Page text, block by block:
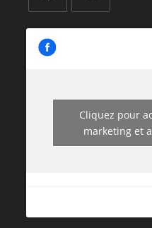
Cliquez pour
marketing et